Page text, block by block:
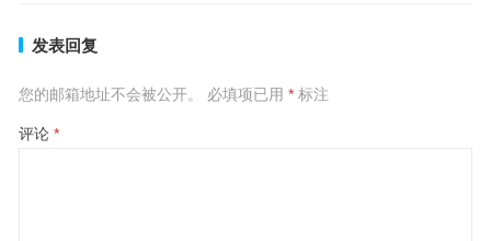
发表回复
您的邮箱地址不会被公开。 必填项已用 *标注
评论 *